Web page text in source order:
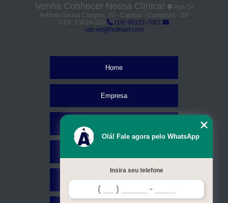
Venha Conhecer Nossa Clínica!
Rua Dr
Antônio Sousa Campos, 70 - Cambuí - Campinas - SP
CEP: 13024-220
(19) 99122-7061
rab.vet@hotmail.com
Home
Empresa
Contato
Olá! Fale agora pelo WhatsApp
Insira seu telefone